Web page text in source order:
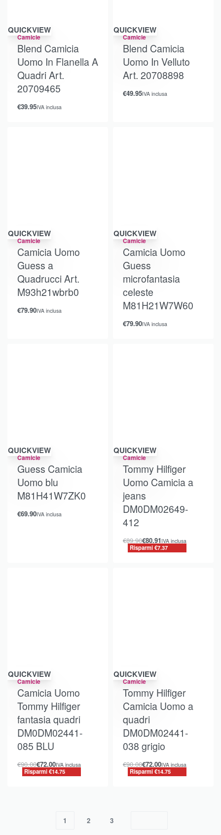
QUICKVIEW
Camicie
Blend Camicia
Uomo In Flanella A
Quadri Art.
20709465
€39.95IVA inclusa
QUICKVIEW
Camicie
Blend Camicia
Uomo In Velluto
Art. 20708898
€49.95IVA inclusa
QUICKVIEW
Camicie
Camicia Uomo
Guess a
Quadrucci Art.
M93h21wbrb0
€79.90IVA inclusa
QUICKVIEW
Camicie
Camicia Uomo
Guess
microfantasia
celeste
M81H21W7W60
€79.90IVA inclusa
QUICKVIEW
Camicie
Guess Camicia
Uomo blu
M81H41W7ZK0
€69.90IVA inclusa
Risparmi €7.37
QUICKVIEW
Camicie
Tommy Hilfiger
Uomo Camicia a
jeans
DM0DM02649-
412
€89.90€80.91 IVA inclusa
Risparmi €7.37
Risparmi €14.75
QUICKVIEW
Camicie
Camicia Uomo
Tommy Hilfiger
fantasia quadri
DM0DM02441-
085 BLU
€90.00€72.00IVA inclusa
Risparmi €14.75
Risparmi €14.75
QUICKVIEW
Camicie
Tommy Hilfiger
Camicia Uomo a
quadri
DM0DM02441-
038 grigio
€90.00€72.00IVA inclusa
Risparmi €14.75
1 2 3